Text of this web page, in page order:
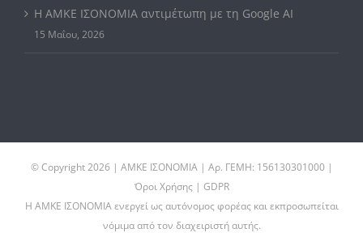
Η ΑΜΚΕ ΙΣΟΝΟΜΙΑ αντιμέτωπη με τη Google AI
15 Μαΐου, 2026
© Copyright2026 | ΑΜΚΕ ΙΣΟΝΟΜΙΑ | Αρ. ΓΕΜΗ: 156130301000 |
Όροι Χρήσης | GDPR
Η ΑΜΚΕ ΙΣΟΝΟΜΙΑ ενεργεί ως αυτόνομος φορέας και εκπροσωπείται
νόμιμα από τον διαχειριστή αυτής.